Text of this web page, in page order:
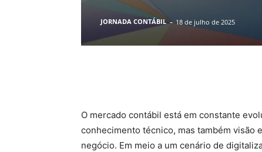
JORNADA CONTÁBIL - 18 de julho de 2025
O mercado contábil está em constante
conhecimento técnico, mas também visão
negócio. Em meio a um cenário de